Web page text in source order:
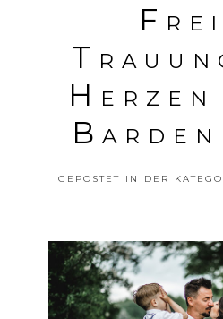
POSTE DEINE
GEPOSTET IN DER